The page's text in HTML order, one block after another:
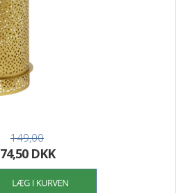
149,00
74,50 DKK